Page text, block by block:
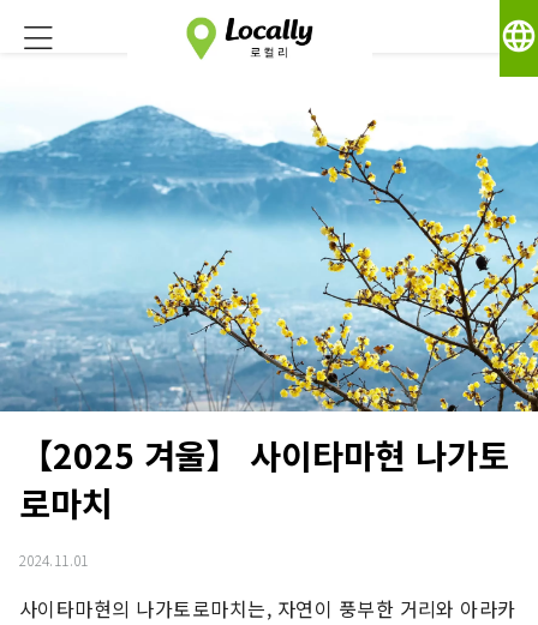
language
【2025 겨울】 사이타마현 나가토
로마치
2024.11.01
사이타마현의 나가토로마치는, 자연이 풍부한 거리와 아라카